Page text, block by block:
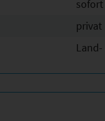
privat